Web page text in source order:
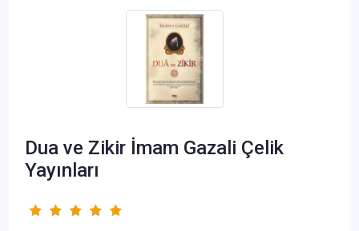
Dua ve Zikir İmam Gazali Çelik
Yayınları